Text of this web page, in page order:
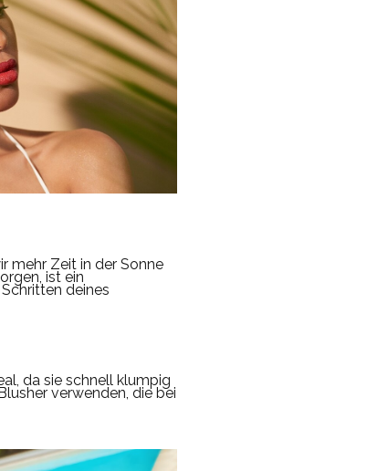
mehr Zeit in der Sonne
ist ein
deines
da sie schnell klumpig
verwenden, die bei